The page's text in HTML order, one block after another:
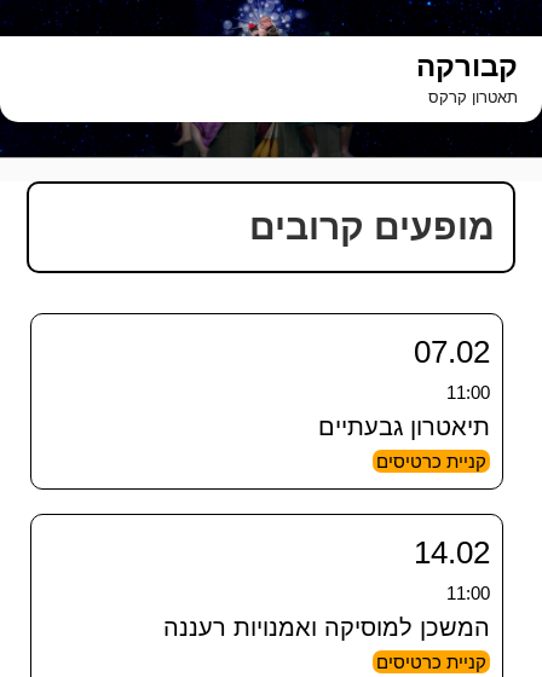
דילוג
לתוכן
קבורקה
תאטרון קרקס
מופעים קרובים
07.02
11:00
תיאטרון גבעתיים
קניית כרטיסים
14.02
11:00
המשכן למוסיקה ואמנויות רעננה
קניית כרטיסים